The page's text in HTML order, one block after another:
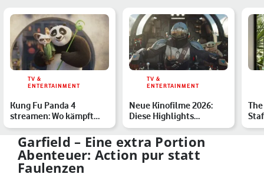
TV &
ENTERTAINMENT
Kung Fu Panda 4
streamen: Wo kämpft
Drachenkrieger Po im
Heimkino…
TV &
ENTERTAINMENT
Neue Kinofilme 2026:
Diese Highlights
erwarten Dich
Garfield – Eine extra Portion
Abenteuer: Action pur statt
Faulenzen